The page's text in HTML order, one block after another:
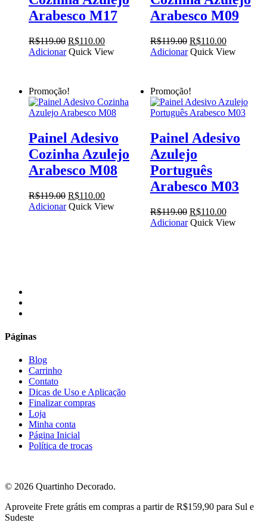
Arabesco M17
R$119.00 O
preço
R$110.00O
preço
Adicionar Quick View
Arabesco M09
R$119.00 O
preço
R$110.00O
preço
Adicionar Quick View
Promoção!
Painel Adesivo
Cozinha Azulejo
Arabesco M08
R$119.00 O
preço
R$110.00O
preço
Adicionar Quick View
Promoção!
Painel Adesivo
Azulejo
Português
Arabesco M03
R$119.00 O
preço
R$110.00O
preço
Adicionar Quick View
Páginas
Blog
Carrinho
Contato
Dicas de Uso e Aplicação
Finalizar compras
Loja
Minha conta
Página Inicial
Política de trocas
© 2026 Quartinho Decorado.
Close
Menu
Aproveite Frete grátis em compras a partir de R$159,90 para Sul e
Sudeste